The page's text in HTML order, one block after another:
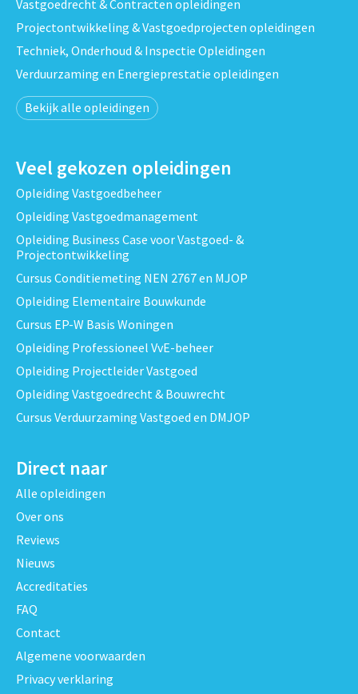
Vastgoedrecht & Contracten opleidingen
Projectontwikkeling & Vastgoedprojecten opleidingen
Techniek, Onderhoud & Inspectie Opleidingen
Verduurzaming en Energieprestatie opleidingen
Bekijk alle opleidingen
Veel gekozen opleidingen
Opleiding Vastgoedbeheer
Opleiding Vastgoedmanagement
Opleiding Business Case voor Vastgoed- &
Projectontwikkeling
Cursus Conditiemeting NEN 2767 en MJOP
Opleiding Elementaire Bouwkunde
Cursus EP-W Basis Woningen
Opleiding Professioneel VvE-beheer
Opleiding Projectleider Vastgoed
Opleiding Vastgoedrecht & Bouwrecht
Cursus Verduurzaming Vastgoed en DMJOP
Direct naar
Alle opleidingen
Over ons
Reviews
Nieuws
Accreditaties
FAQ
Contact
Algemene voorwaarden
Privacy verklaring